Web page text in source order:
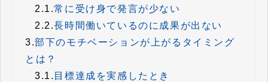
2.1.常に受け身で発言が少ない
2.2.長時間働いているのに成果が出ない
3.部下のモチベーションが上がるタイミング
とは？
3.1. 目標達成を実感したとき